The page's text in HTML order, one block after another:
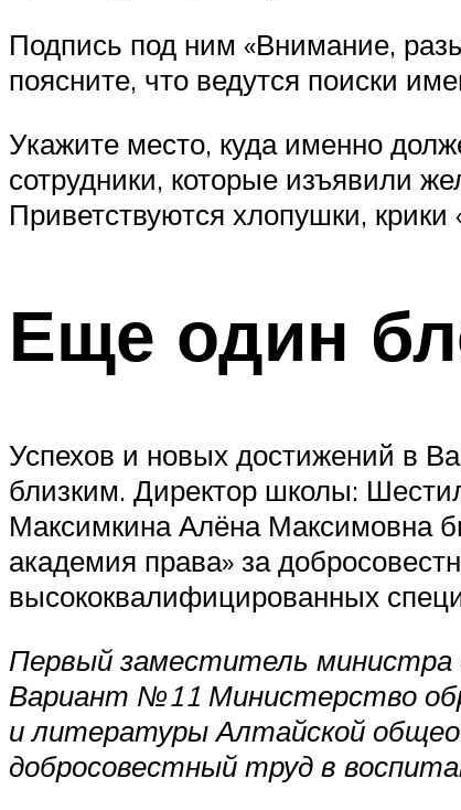
Подпись под ним «Внимание,
поясните, что ведутся поиски
Укажите место, куда именно
сотрудники, которые изъявили
Приветствуются хлопушки,
Еще один
Успехов и новых достижений в
близким. Директор школы:
Максимкина Алёна Максимовна
академия права» за
высококвалифицированных
Первый заместитель министра
Вариант №11 Министерство
и литературы Алтайской
добросовестный труд в